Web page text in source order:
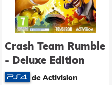
Crash Team Rumble
- Deluxe Edition
de Activision